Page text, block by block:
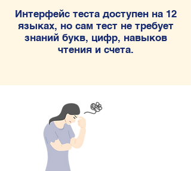
Интерфейс теста доступен на 12
языках, но сам тест не требует
знаний букв, цифр, навыков
чтения и счета.